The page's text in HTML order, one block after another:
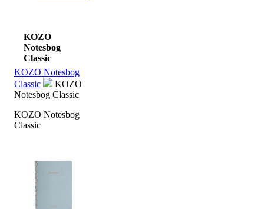
KOZO
Notesbog
Classic
KOZO Notesbog
Classic
KOZO
Notesbog Classic
KOZO Notesbog
Classic